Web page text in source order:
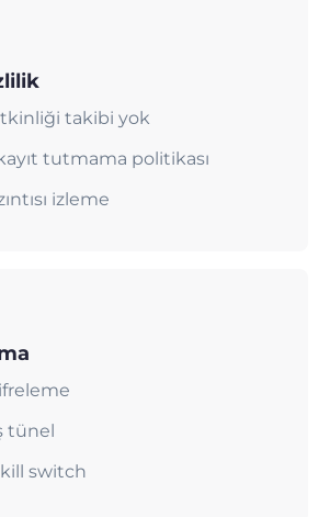
takibi yok
tutmama politikası
izleme
tünel
switch